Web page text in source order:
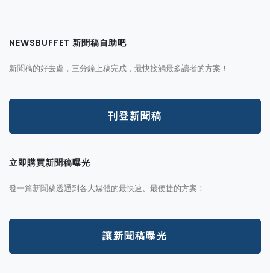
NEWSBUFFET 新聞稿自助吧
新聞稿的好去處，三分鐘上稿完成，最快接觸最多讀者的方案！
刊登新聞稿
立即購買新聞稿曝光
發一篇新聞稿透通到各大媒體的最快速、最便捷的方案！
讓新聞稿曝光